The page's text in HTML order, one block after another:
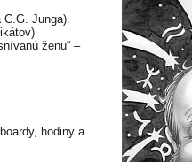
Junga).
ženu“ –
hodiny a